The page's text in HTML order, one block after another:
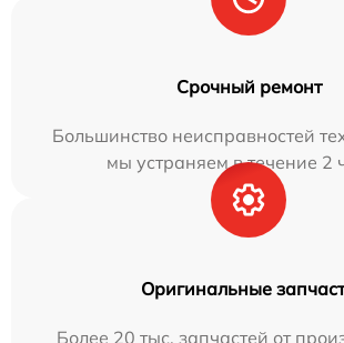
Срочный ремонт
Большинство неисправностей
мы устраняем в течение 2
Оригинальные
Более 20 тыс. запчастей от